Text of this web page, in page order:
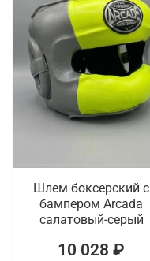
Шлем боксерский с
бампером Arcada
салатовый-серый
10 028 ₽